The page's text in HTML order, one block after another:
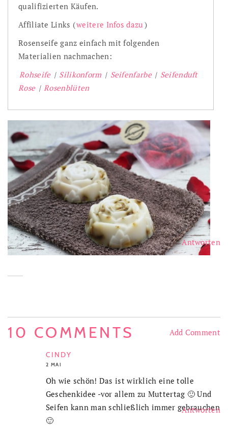
qualifizierten Käufen.
Affiliate Links (weitere Infos dazu )
Rosenseife ganz einfach mit folgenden
Materialien nachmachen:
Rohseife | Silikonform | Seifenfarbe | Seifenduft
Rose | Rosenblüten
10 COMMENTS Add Comment
CINDY
2 MAI
Antworten
Oh wie schön! Das ist wirklich eine tolle
Geschenkidee -vor allem zu Muttertag 🙂 Und
Seifen kann man schließlich immer gebrauchen
🙂
Antworten